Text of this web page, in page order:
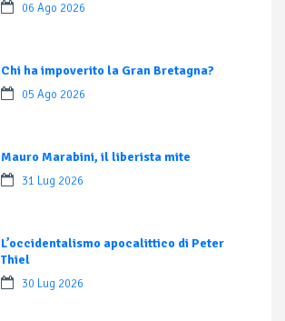
06 Ago 2026
Chi ha impoverito la Gran Bretagna?
05 Ago 2026
Mauro Marabini, il liberista mite
31 Lug 2026
L’occidentalismo apocalittico di Peter
Thiel
30 Lug 2026